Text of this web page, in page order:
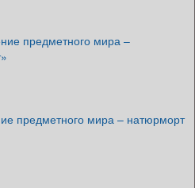
предметного мира –
предметного мира – натюрморт